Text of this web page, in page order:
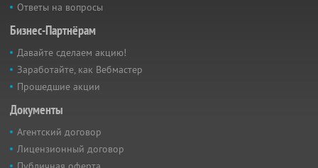
Ответы на вопросы
Бизнес-Партнёрам
Давайте сделаем акцию!
Заработайте, как Вебмастер
Прошедшие акции
Документы
Агентский договор
Лицензионный договор